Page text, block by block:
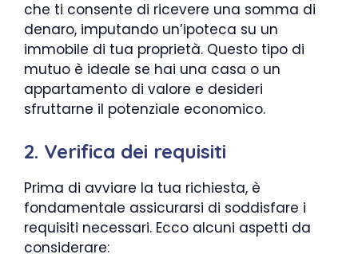
che ti consente di ricevere una somma di
denaro, imputando un’ipoteca su un
immobile di tua proprietà. Questo tipo di
mutuo è ideale se hai una casa o un
appartamento di valore e desideri
sfruttarne il potenziale economico.
2. Verifica dei requisiti
Prima di avviare la tua richiesta, è
fondamentale assicurarsi di soddisfare i
requisiti necessari. Ecco alcuni aspetti da
considerare: